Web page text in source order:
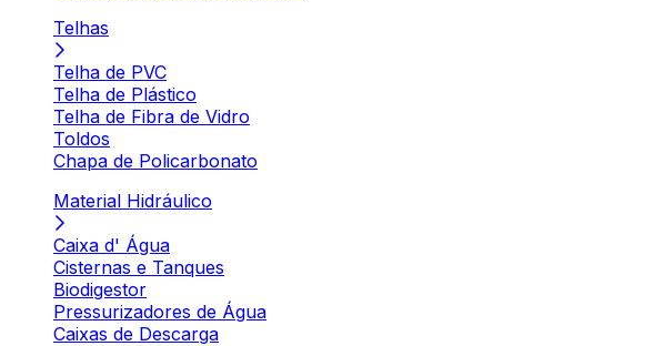
Telhas
Telha de PVC
Telha de Plástico
Telha de Fibra de Vidro
Toldos
Chapa de Policarbonato
Material Hidráulico
Caixa d' Água
Cisternas e Tanques
Biodigestor
Pressurizadores de Água
Caixas de Descarga